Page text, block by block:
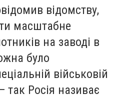
відомству,
масштабне
на заводі в
було
військовій
так Росія називає